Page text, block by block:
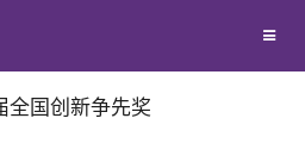
络
全国创新争先奖